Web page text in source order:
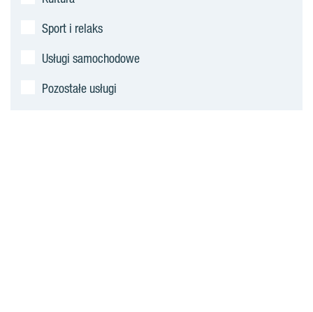
Sport i relaks
Usługi samochodowe
Pozostałe usługi